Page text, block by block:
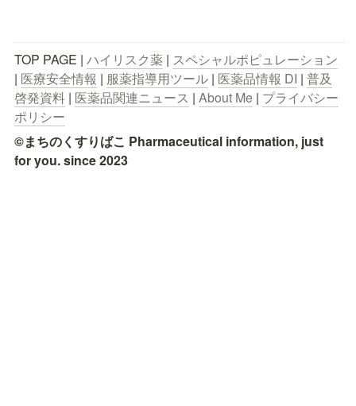
TOP PAGE | ハイリスク薬 | スペシャルポピュレーション
| 医療安全情報 | 服薬指導用ツール | 医薬品情報 DI | 普及
啓発資料 | 医薬品関連ニュース | About Me | プライバシー
ポリシー
©まちのくすりばこ Pharmaceutical information, just
for you. since 2023